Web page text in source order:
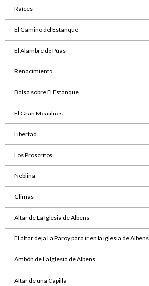
Raíces
El Camino del Estanque
El Alambre de Púas
Renacimiento
Balsa sobre El Estanque
El Gran Meaulnes
Libertad
Los Proscritos
Neblina
Climas
Altar de La Iglesia de Albens
El altar deja La Paroy para ir en la iglesia de Albens
Ambón de La Iglesia de Albens
Altar de una Capilla